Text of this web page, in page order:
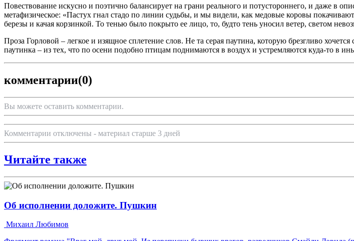
Повествование искусно и поэтично балансирует на грани реального и потустороннего, и даже в
метафизическое: «Пастух гнал стадо по линии судьбы, и мы видели, как медовые коровы
березы и качая корзинкой. То тенью было покрыто ее лицо, то, будто тень уносил ветер, светом
Проза Горловой – легкое и изящное сплетение слов. Не та серая паутина, которую брезгливо
паутинка – из тех, что по осени подобно птицам поднимаются в воздух и устремляются куда-то в
комментарии(0)
Вы можете оставить комментарии.
Комментарии отключены - материал старше 3 дней
Читайте также
Об исполнении доложите. Пушкин
Михаил Любимов